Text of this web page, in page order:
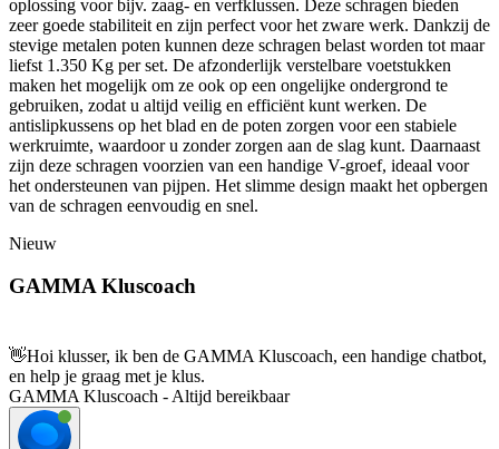
oplossing voor bijv. zaag- en verfklussen. Deze schragen bieden
zeer goede stabiliteit en zijn perfect voor het zware werk. Dankzij de
stevige metalen poten kunnen deze schragen belast worden tot maar
liefst 1.350 Kg per set. De afzonderlijk verstelbare voetstukken
maken het mogelijk om ze ook op een ongelijke ondergrond te
gebruiken, zodat u altijd veilig en efficiënt kunt werken. De
antislipkussens op het blad en de poten zorgen voor een stabiele
werkruimte, waardoor u zonder zorgen aan de slag kunt. Daarnaast
zijn deze schragen voorzien van een handige V-groef, ideaal voor
het ondersteunen van pijpen. Het slimme design maakt het opbergen
van de schragen eenvoudig en snel.
Nieuw
GAMMA Kluscoach
👋Hoi klusser, ik ben de GAMMA Kluscoach, een handige chatbot,
en help je graag met je klus.
GAMMA Kluscoach - Altijd bereikbaar